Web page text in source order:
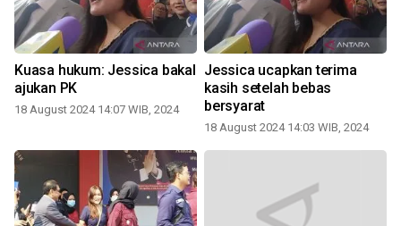
Kuasa hukum: Jessica bakal
ajukan PK
18 August 2024 14:07 WIB, 2024
Jessica ucapkan terima
kasih setelah bebas
bersyarat
18 August 2024 14:03 WIB, 2024